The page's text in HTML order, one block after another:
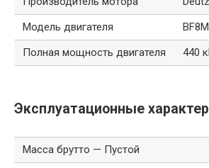
Модель двигателя
Полная мощность двигателя
440
Эксплуатационные
Масса брутто — Пустой